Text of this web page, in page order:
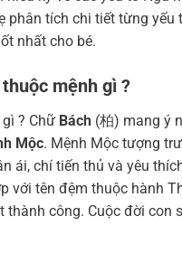
phân tích chi tiết từng yếu
nhất cho bé.
mệnh gì ?
? Chữ Bách (柏) mang ý
Mộc. Mệnh Mộc tượng
ái, chí tiến thủ và yêu
với tên đệm thuộc hành
công. Cuộc đời